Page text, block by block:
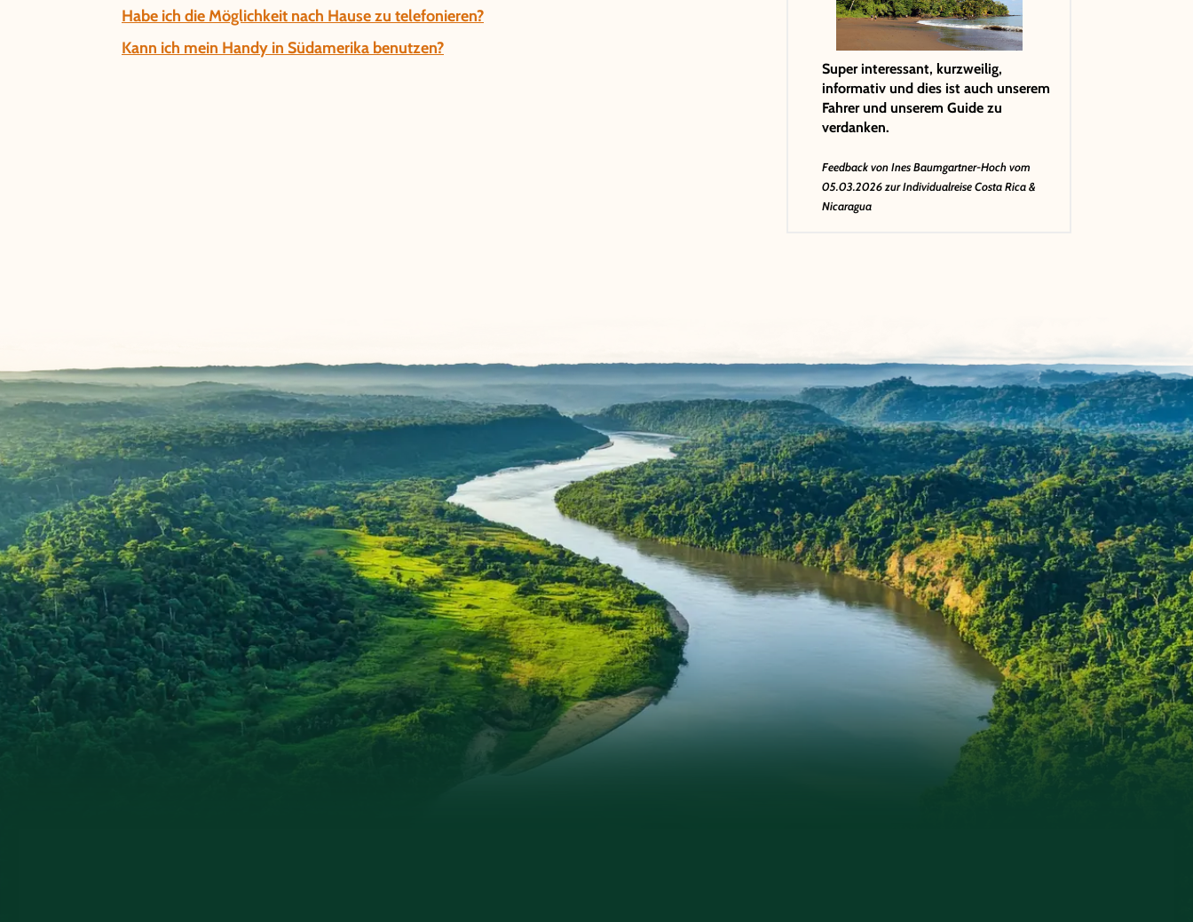
Habe ich die Möglichkeit nach Hause zu telefonieren?
Kann ich mein Handy in Südamerika benutzen?
Super interessant, kurzweilig,
informativ und dies ist auch unserem
Fahrer und unserem Guide zu
verdanken.
Feedback vonInes Baumgartner-Hochvom
05.03.2026 zur Individualreise Costa Rica &
Nicaragua